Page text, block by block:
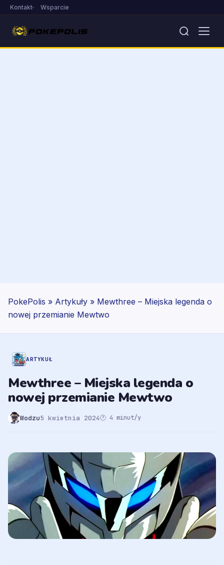
Kontakt Wsparcie
PokePolis » Artykuły » Mewthree – Miejska legenda o
nowej przemianie Mewtwo
ARTYKUŁ
Mewthree – Miejska legenda o
nowej przemianie Mewtwo
Wodzu5 kwietnia 2024🕐 4 minut/y